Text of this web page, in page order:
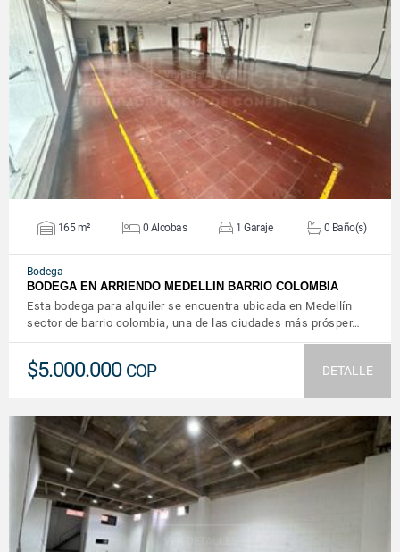
VER DETALLES
165 m² 0 Alcobas 1 Garaje 0 Baño(s)
Bodega
BODEGA EN ARRIENDO MEDELLIN BARRIO COLOMBIA
Esta bodega para alquiler se encuentra ubicada en Medellín
sector de barrio colombia, una de las ciudades más prósper…
$5.000.000 COP DETALLE